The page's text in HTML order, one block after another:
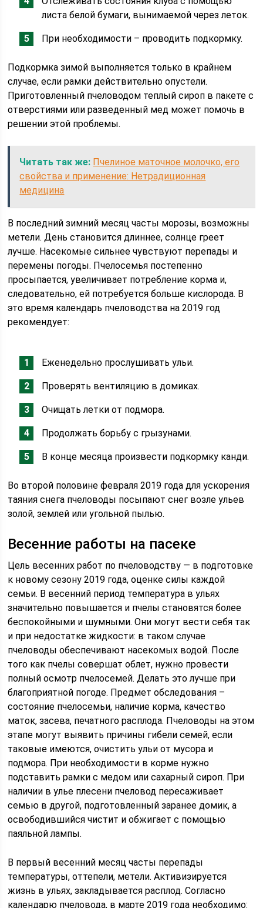
листа белой бумаги, вынимаемой через леток.
При необходимости – проводить подкормку.
Подкормка зимой выполняется только в крайнем
случае, если рамки действительно опустели.
Приготовленный пчеловодом теплый сироп в пакете с
отверстиями или разведенный мед может помочь в
решении этой проблемы.
Читать так же: Пчелиное маточное молочко, его
свойства и применение: Нетрадиционная
медицина
В последний зимний месяц часты морозы, возможны
метели. День становится длиннее, солнце греет
лучше. Насекомые сильнее чувствуют перепады и
перемены погоды. Пчелосемья постепенно
просыпается, увеличивает потребление корма и,
следовательно, ей потребуется больше кислорода. В
это время календарь пчеловодства на 2019 год
рекомендует:
Еженедельно прослушивать ульи.
Проверять вентиляцию в домиках.
Очищать летки от подмора.
Продолжать борьбу с грызунами.
В конце месяца произвести подкормку канди.
Во второй половине февраля 2019 года для ускорения
таяния снега пчеловоды посыпают снег возле ульев
золой, землей или угольной пылью.
Весенние работы на пасеке
Цель весенних работ по пчеловодству — в подготовке
к новому сезону 2019 года, оценке силы каждой
семьи. В весенний период температура в ульях
значительно повышается и пчелы становятся более
беспокойными и шумными. Они могут вести себя так
и при недостатке жидкости: в таком случае
пчеловоды обеспечивают насекомых водой. После
того как пчелы совершат облет, нужно провести
полный осмотр пчелосемей. Делать это лучше при
благоприятной погоде. Предмет обследования –
состояние пчелосемьи, наличие корма, качество
маток, засева, печатного расплода. Пчеловоды на этом
этапе могут выявить причины гибели семей, если
таковые имеются, очистить ульи от мусора и
подмора. При необходимости в корме нужно
подставить рамки с медом или сахарный сироп. При
наличии в улье плесени пчеловод пересаживает
семью в другой, подготовленный заранее домик, а
освободившийся чистит и обжигает с помощью
паяльной лампы.
В первый весенний месяц часты перепады
температуры, оттепели, метели. Активизируется
жизнь в ульях, закладывается расплод. Согласно
календарю пчеловода, в марте 2019 года необходимо: